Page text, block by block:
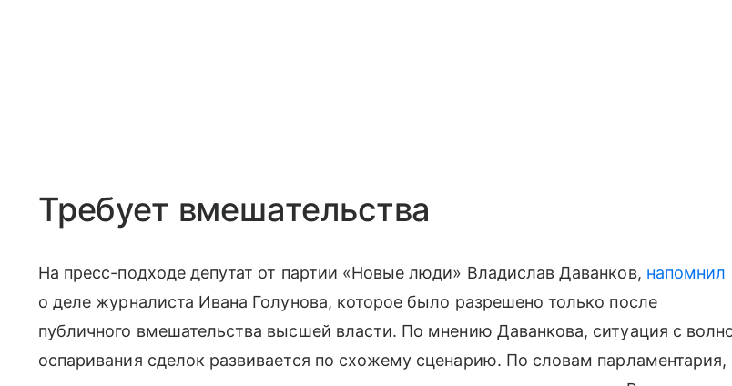
Требует вмешательства
На пресс-подходе депутат от партии «Новые люди» Владислав Даванков, напомнил
о деле журналиста Ивана Голунова, которое было разрешено только после
публичного вмешательства высшей власти. По мнению Даванкова, ситуация с
оспаривания сделок развивается по схожему сценарию. По словам парламентария,